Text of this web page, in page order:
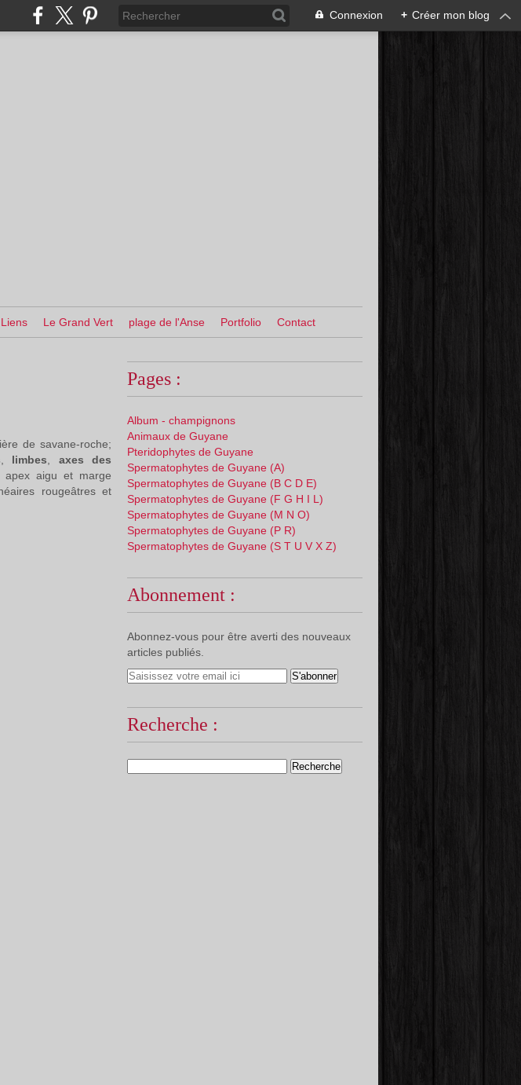
Connexion + Créer mon blog
Liens Le Grand Vert plage de l'Anse Portfolio Contact
de savane-roche;
limbes
axes des
aigu et marge
rougeâtres et
Pages :
Album - champignons
Animaux de Guyane
Pteridophytes de Guyane
Spermatophytes de Guyane (A)
Spermatophytes de Guyane (B C D E)
Spermatophytes de Guyane (F G H I L)
Spermatophytes de Guyane (M N O)
Spermatophytes de Guyane (P R)
Spermatophytes de Guyane (S T U V X Z)
Abonnement :
Abonnez-vous pour être averti des nouveaux
articles publiés.
Recherche :